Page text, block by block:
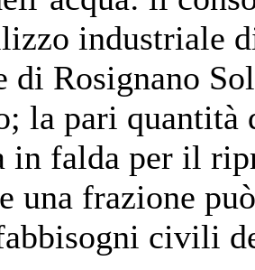
industriale
di Rosignano
la pari quantità
in falda per il
una frazione
civili